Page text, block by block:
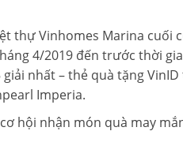
thự Vinhomes Marina
4/2019 đến trước thời
nhất – thẻ quà tặng
Imperia.
hội nhận món quà may